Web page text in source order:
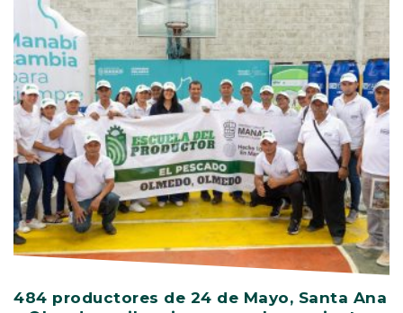
484 productores de 24 de Mayo, Santa Ana